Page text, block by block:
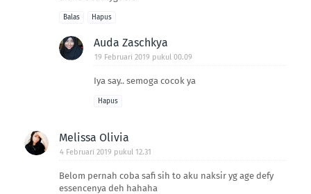
Balas Hapus
Auda Zaschkya
19 Februari 2019 pukul 00.09
Iya say.. semoga cocok ya
Hapus
Melissa Olivia
4 Februari 2019 pukul 12.31
Belom pernah coba safi sih to aku naksir yg age defy
essencenya deh hahaha